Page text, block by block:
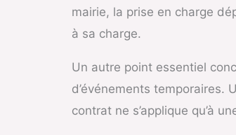
mairie, la prise en charge
à sa charge.
Un autre point essentiel
d’événements temporaires.
contrat ne s’applique qu’à